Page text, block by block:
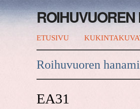
ETUSIVU
Roihuvuoren
EA31